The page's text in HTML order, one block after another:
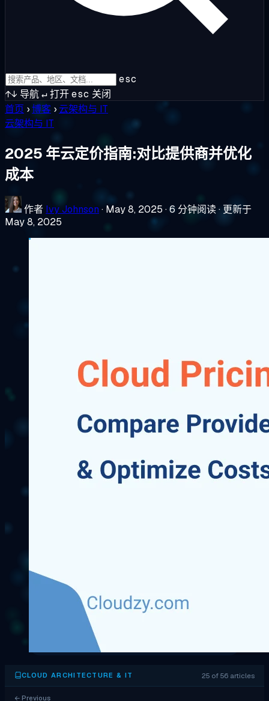
esc
↑↓ 导航↵打开esc 关闭
首页 ›博客 › 云架构与 IT
云架构与 IT
2025 年云定价指南:对比提供商并优化
成本
作者 Ivy Johnson · May 8, 2025 ·6 分钟阅读·更新于
May 8, 2025
CLOUD ARCHITECTURE & IT 25 of 56 articles
← Previous